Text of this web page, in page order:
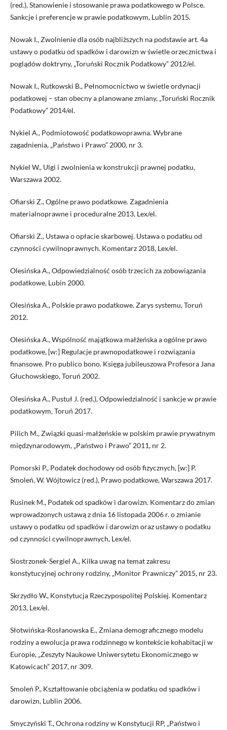
(red.), Stanowienie i stosowanie prawa podatkowego w Polsce.
Sankcje i preferencje w prawie podatkowym, Lublin 2015.
Nowak I., Zwolnienie dla osób najbliższych na podstawie art. 4a
ustawy o podatku od spadków i darowizn w świetle orzecznictwa i
poglądów doktryny, „Toruński Rocznik Podatkowy” 2012/el.
Nowak I., Rutkowski B., Pełnomocnictwo w świetle ordynacji
podatkowej – stan obecny a planowane zmiany, „Toruński Rocznik
Podatkowy” 2014/el.
Nykiel A., Podmiotowość podatkowoprawna. Wybrane
zagadnienia, „Państwo i Prawo” 2000, nr 3.
Nykiel W., Ulgi i zwolnienia w konstrukcji prawnej podatku,
Warszawa 2002.
Ofiarski Z., Ogólne prawo podatkowe. Zagadnienia
materialnoprawne i proceduralne 2013, Lex/el.
Ofiarski Z., Ustawa o opłacie skarbowej. Ustawa o podatku od
czynności cywilnoprawnych. Komentarz 2018, Lex/el.
Olesińska A., Odpowiedzialność osób trzecich za zobowiązania
podatkowe, Lubin 2000.
Olesińska A., Polskie prawo podatkowe. Zarys systemu, Toruń
2012.
Olesińska A., Wspólność majątkowa małżeńska a ogólne prawo
podatkowe, [w:] Regulacje prawnopodatkowe i rozwiązania
finansowe. Pro publico bono. Księga jubileuszowa Profesora Jana
Głuchowskiego, Toruń 2002.
Olesińska A., Pustuł J. (red.), Odpowiedzialność i sankcje w prawie
podatkowym, Toruń 2017.
Pilich M., Związki quasi-małżeńskie w polskim prawie prywatnym
międzynarodowym, „Państwo i Prawo” 2011, nr 2.
Pomorski P., Podatek dochodowy od osób fizycznych, [w:] P.
Smoleń, W. Wójtowicz (red.), Prawo podatkowe, Warszawa 2017.
Rusinek M., Podatek od spadków i darowizn. Komentarz do zmian
wprowadzonych ustawą z dnia 16 listopada 2006 r. o zmianie
ustawy o podatku od spadków i darowizn oraz ustawy o podatku
od czynności cywilnoprawnych, Lex/el.
Siostrzonek-Sergiel A., Kilka uwag na temat zakresu
konstytucyjnej ochrony rodziny, „Monitor Prawniczy” 2015, nr 23.
Skrzydło W., Konstytucja Rzeczypospolitej Polskiej. Komentarz
2013, Lex/el.
Słotwińska-Rosłanowska E., Zmiana demograficznego modelu
rodziny a ewolucja prawa rodzinnego w kontekście kohabitacji w
Europie, „Zeszyty Naukowe Uniwersytetu Ekonomicznego w
Katowicach” 2017, nr 309.
Smoleń P., Kształtowanie obciążenia w podatku od spadków i
darowizn, Lublin 2006.
Smyczyński T., Ochrona rodziny w Konstytucji RP, „Państwo i